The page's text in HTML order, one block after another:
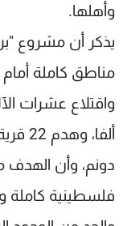
وأهلها.
يذكر أن مشروع
مناطق كاملة
دونم، وأن الهدف
فلسطينية كاملة
الإنـتـاج
لاعلاناتكم